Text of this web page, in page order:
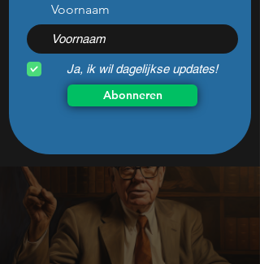
Voornaam
Ja, ik wil dagelijkse updates!
Abonneren